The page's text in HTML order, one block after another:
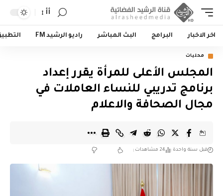
أأ
اخر الاخبار البرامج البث المباشر راديو الرشيد FM
محليات
المجلس الأعلى للمرأة يقرر إعداد
برنامج تدريبي للنساء العاملات في
مجال الصحافة والاعلام
قبل سنة واحدة 24 مشاهدات